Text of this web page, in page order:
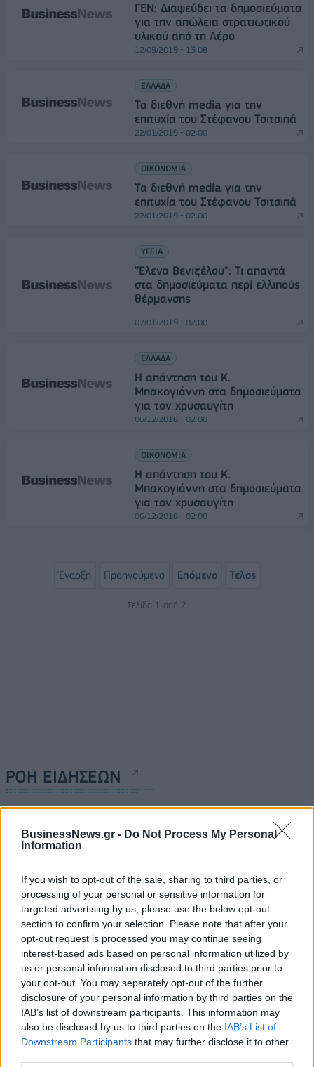
BusinessNews.gr - Do Not Process My Personal
Information
If you wish to opt-out of the sale, sharing to third parties, or
processing of your personal or sensitive information for
targeted advertising by us, please use the below opt-out
section to confirm your selection. Please note that after your
opt-out request is processed you may continue seeing
interest-based ads based on personal information utilized by
us or personal information disclosed to third parties prior to
your opt-out. You may separately opt-out of the further
disclosure of your personal information by third parties on the
IAB’s list of downstream participants. This information may
also be disclosed by us to third parties on the IAB’s List of
Downstream Participants that may further disclose it to other
ΓΕΝ: Διαψεύδει τα δημοσιεύματα
για την απώλεια στρατιωτικού
υλικού από τη Λέρο
12/09/2019 - 13:08
ΕΛΛΑΔΑ
Τα διεθνή media για την
επιτυχία του Στέφανου Τσιτσιπά
22/01/2019 - 02:00
ΟΙΚΟΝΟΜΙΑ
Τα διεθνή media για την
επιτυχία του Στέφανου Τσιτσιπά
22/01/2019 - 02:00
ΥΓΕΙΑ
"Έλενα Βενιζέλου": Τι απαντά
στα δημοσιεύματα περί ελλιπούς
θέρμανσης
07/01/2019 - 02:00
ΕΛΛΑΔΑ
Η απάντηση του Κ.
Μπακογιάννη στα δημοσιεύματα
για τον χρυσαυγίτη
06/12/2018 - 02:00
ΟΙΚΟΝΟΜΙΑ
Η απάντηση του Κ.
Μπακογιάννη στα δημοσιεύματα
για τον χρυσαυγίτη
06/12/2018 - 02:00
Έναρξη Προηγούμενο Επόμενο Τέλος
Σελίδα 1 από 2
ΡΟΗ ΕΙΔΗΣΕΩΝ
περιμένει»
Ε. Τουρνάς: Πάνω από 400 πυρκαγιές σε δέκα
ημέρες - Σε επιφυλακή ο κρατικός μηχανισμός
09/08/2026 - 14:17 ΠΟΛΙΤΙΚΗ
Εξαγωγές: Η Ελλάδα κερδίζει τους Ευρωπαίους
ανταγωνιστές – Άνοδος μεριδίων σε 9 από 11
κλάδους (Εθνική Τράπεζα)
09/08/2026 - 13:51 ΟΙΚΟΝΟΜΙΑ
Προς εκτύπωση το πολλαπλό βιβλίο - «Σύγχρονο
εκπαιδευτικό υλικό, τόσο σε έντυπη όσο και σε
ηλεκτρονική μορφή»